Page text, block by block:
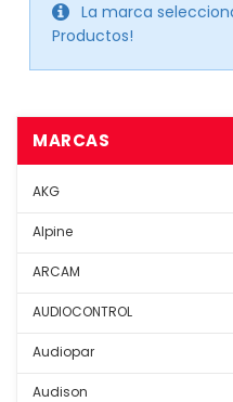
La marca
Productos!
MARCAS
AKG
Alpine
ARCAM
AUDIOCONTROL
Audiopar
Audison